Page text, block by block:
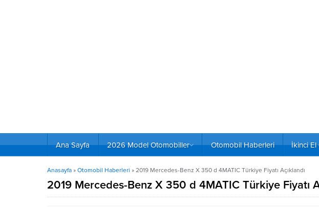
Ana Sayfa 2026 Model Otomobiller Otomobil Haberleri İkinci
Anasayfa » Otomobil Haberleri » 2019 Mercedes-Benz X 350 d 4MATIC Türkiye Fiyatı Açıklandı
2019 Mercedes-Benz X 350 d 4MATIC Türkiye Fiyatı